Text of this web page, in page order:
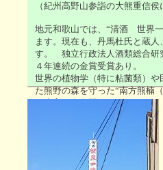
（紀州高野山参詣の大熊重信侯
地元和歌山では、 “清酒 世界一
ます。現在も、 丹馬杜氏と蔵人
す。 独立行政法人酒類総合研
４年連続の金賞受賞あり。
世界の植物学（特に粘菌類）
た熊野の森を守った“南方熊楠
実子にあたります。